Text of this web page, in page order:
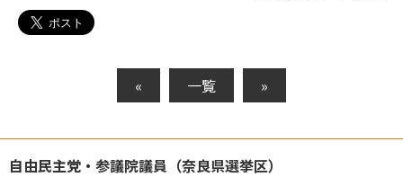
« 一覧 »
自由民主党・参議院議員（奈良県選挙区）